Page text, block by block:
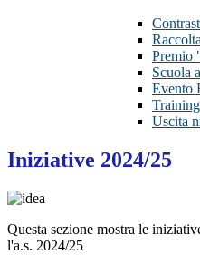
Premio
Scuola
Evento
Uscita
Iniziative 2024/25
Questa sezione mostra le
l'a.s. 2024/25